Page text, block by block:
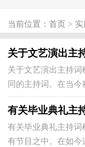
当前位置：首页 > 实
关于文艺演出主
关于文艺演出主持
同的主持词。在当
跃气氛，主持人大
有关毕业典礼主
有关毕业典礼主持
有节目之中。在如